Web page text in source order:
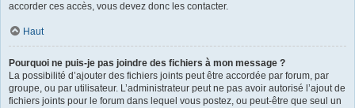
accorder ces accès, vous devez donc les contacter.
Haut
Pourquoi ne puis-je pas joindre des fichiers à mon message ?
La possibilité d’ajouter des fichiers joints peut être accordée par forum, par
groupe, ou par utilisateur. L’administrateur peut ne pas avoir autorisé l’ajout de
fichiers joints pour le forum dans lequel vous postez, ou peut-être que seul un